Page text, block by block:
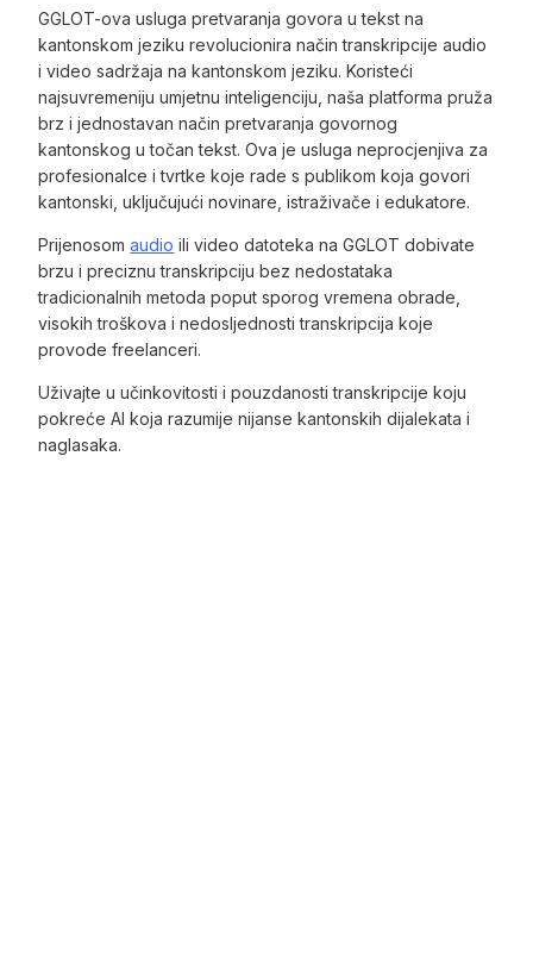
GGLOT-ova usluga pretvaranja govora u tekst na
kantonskom jeziku revolucionira način transkripcije audio
i video sadržaja na kantonskom jeziku. Koristeći
najsuvremeniju umjetnu inteligenciju, naša platforma pruža
brz i jednostavan način pretvaranja govornog
kantonskog u točan tekst. Ova je usluga neprocjenjiva za
profesionalce i tvrtke koje rade s publikom koja govori
kantonski, uključujući novinare, istraživače i edukatore.
Prijenosomaudio ili video datoteka na GGLOT dobivate
brzu i preciznu transkripciju bez nedostataka
tradicionalnih metoda poput sporog vremena obrade,
visokih troškova i nedosljednosti transkripcija koje
provode freelanceri.
Uživajte u učinkovitosti i pouzdanosti transkripcije koju
pokreće AI koja razumije nijanse kantonskih dijalekata i
naglasaka.